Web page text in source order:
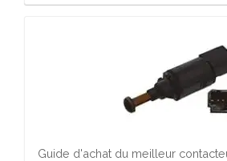
Guide d'achat du meilleur